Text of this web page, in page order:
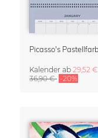
Kalender ab 29,52 €
36,90 € -20%